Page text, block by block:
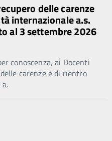
delle carenze
internazionale a.s.
al 3 settembre 2026
conoscenza, ai Docenti
carenze e di rientro